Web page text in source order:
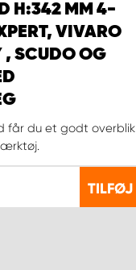
H:342 MM 4-
VIVARO
SCUDO OG
får du et godt overblik
TILFØJ